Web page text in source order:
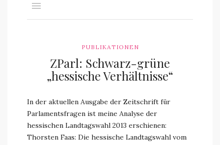
PUBLIKATIONEN
ZParl: Schwarz-grüne
„hessische Verhältnisse“
In der aktuellen Ausgabe der Zeitschrift für
Parlamentsfragen ist meine Analyse der
hessischen Landtagswahl 2013 erschienen:
Thorsten Faas: Die hessische Landtagswahl vom